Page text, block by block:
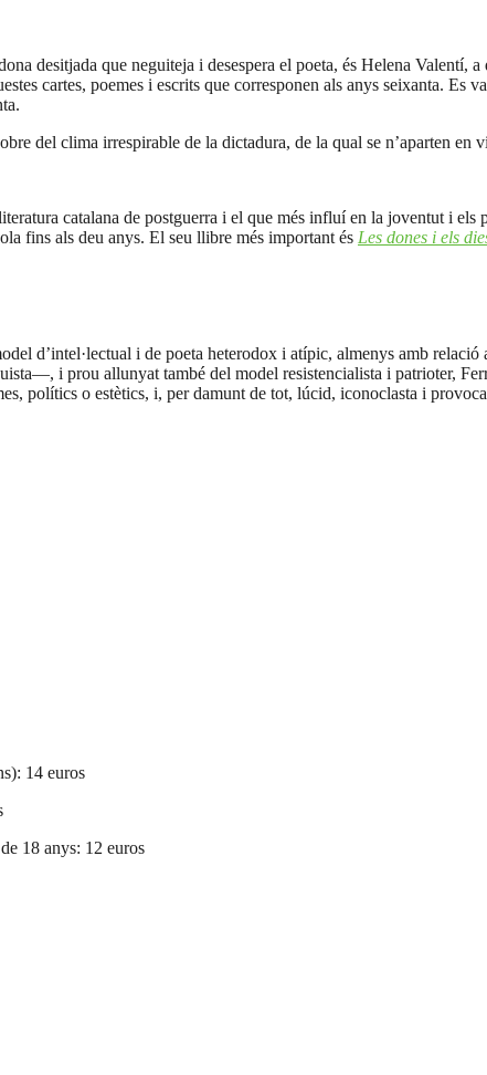
desitjada que neguiteja i desespera el poeta, és Helena
cartes, poemes i escrits que corresponen als anys seixanta.
del clima irrespirable de la dictadura, de la qual se n’aparten
catalana de postguerra i el que més influí en la joventut i
fins als deu anys. El seu llibre més important és Les dones i els
d’intel·lectual i de poeta heterodox i atípic, almenys amb
i prou allunyat també del model resistencialista i patrioter,
polítics o estètics, i, per damunt de tot, lúcid, iconoclasta i
14 euros
18 anys: 12 euros